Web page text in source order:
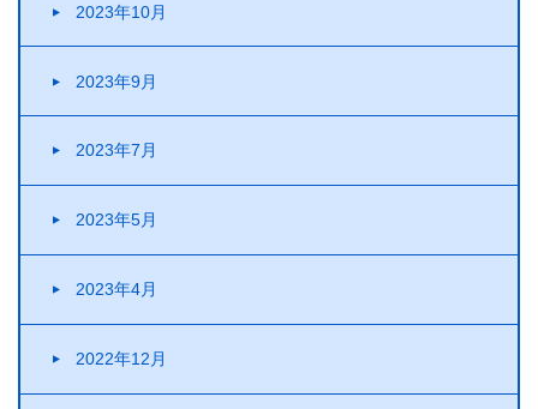
2023年10月
2023年9月
2023年7月
2023年5月
2023年4月
2022年12月